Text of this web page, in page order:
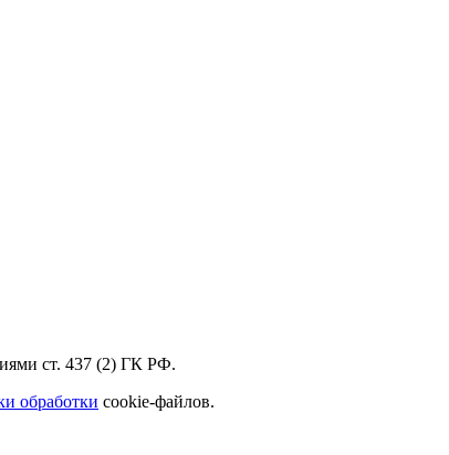
ст. 437 (2) ГК РФ.
обработки cookie-файлов.